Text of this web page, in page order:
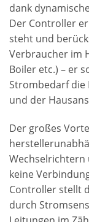
dank
Der Controller
steht und
Verbraucher im
Boiler etc.) – er
Strombedarf die
und der
Der großes
Wechselrichtern
keine
Controller stellt
durch